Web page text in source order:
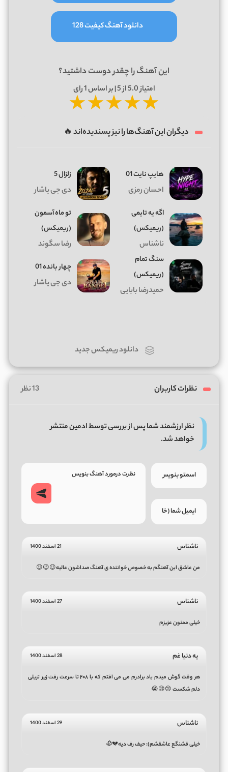
دانلود آهنگ کیفیت 128
این آهنگ را چقدر دوست داشتید؟
امتیاز5.0از 5 | بر اساس 1رای
★★★★★
دیگران این آهنگ‌ها را نیز پسندیده‌اند 🔥
هایپ نایت 01
احسان رمزی
زلزال 5
دی جی یاشار
اگه یه تایمی
(ریمیکس)
ناشناس
تو ماه آسمون
(ریمیکس)
رضا سگوند
سنگ تمام
(ریمیکس)
حمیدرضا بابایی
چهار بانده 01
دی جی یاشار
دانلود ریمیکس جدید
نظرات کاربران 13 نظر
نظر ارزشمند شما پس از بررسی توسط ادمین منتشر
خواهد شد.
ناشناس 21 اسفند 1400
من عاشق این آهنگم به خصوص خواننده ی آهنگ صداشون عالیه😉😉😉
ناشناس 27 اسفند 1400
خیلی ممنون عزیزم
یه دنیا غم 28 اسفند 1400
هر وقت گوش میدم یاد برادرم می می افتم که با ۲۰۸ تا سرعت رفت زیر تریلی
دلم شکست 😢😢😭
ناشناس 29 اسفند 1400
خیلی قشنگع عاشقشم): حیف رف دیه💔🥀